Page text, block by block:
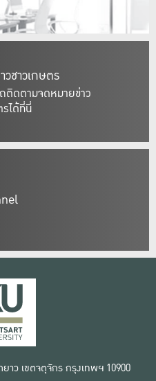
ชาวเกษตร
ติดตามจดหมายข่าว
ได้ที่นี่
าว เขตจตุจักร กรุงเทพฯ 10900